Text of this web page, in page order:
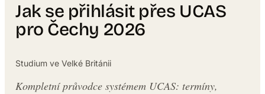
Jak se přihlásit přes UCAS
pro Čechy 2026
Studium ve Velké Británii
Kompletní průvodce systémem UCAS: termíny,